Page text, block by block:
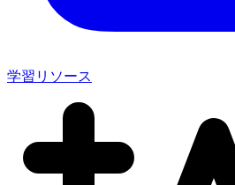
学習リソース